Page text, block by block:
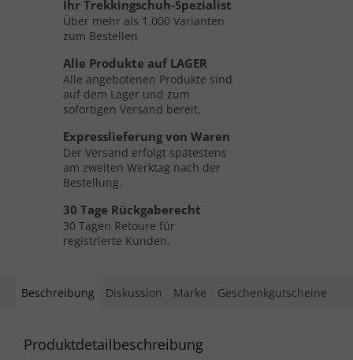
Ihr Trekkingschuh-Spezialist
Über mehr als 1.000 Varianten
zum Bestellen
Alle Produkte auf LAGER
Alle angebotenen Produkte sind
auf dem Lager und zum
sofortigen Versand bereit.
Expresslieferung von Waren
Der Versand erfolgt spätestens
am zweiten Werktag nach der
Bestellung.
30 Tage Rückgaberecht
30 Tagen Retoure für
registrierte Kunden.
Beschreibung Diskussion Marke Geschenkgutscheine
Produktdetailbeschreibung